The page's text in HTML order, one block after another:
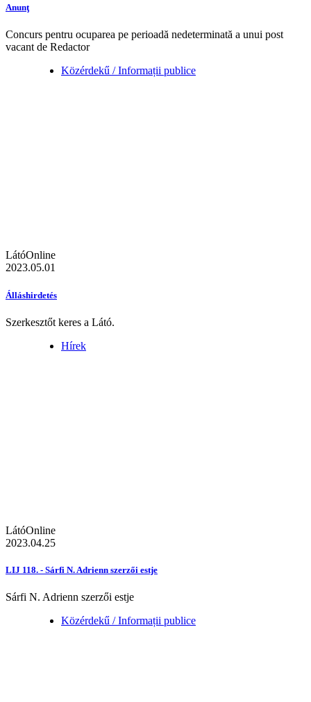
Anunţ
Concurs pentru ocuparea pe perioadă nedeterminată a unui post
vacant de Redactor
Közérdekű / Informații publice
LátóOnline
2023.05.01
Álláshirdetés
Szerkesztőt keres a Látó.
Hírek
LátóOnline
2023.04.25
LIJ 118. - Sárfi N. Adrienn szerzői estje
Sárfi N. Adrienn szerzői estje
Közérdekű / Informații publice